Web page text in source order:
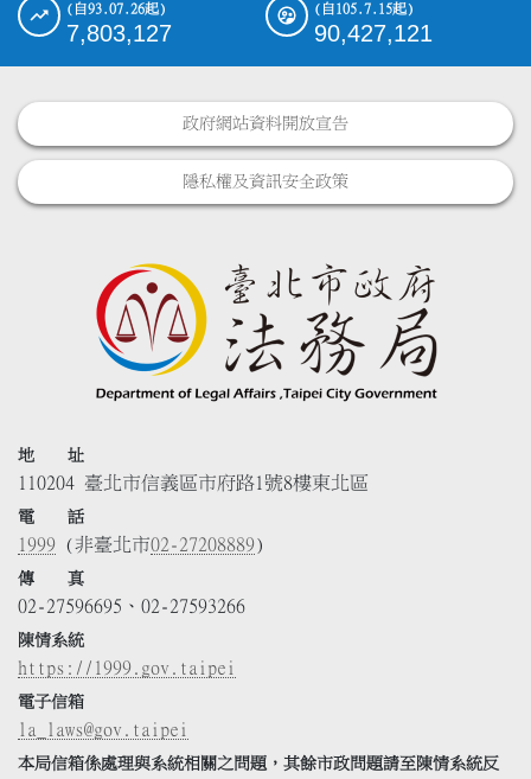
(自93.07.26起)
7,803,127
(自105.7.15起)
90,427,121
政府網站資料開放宣告
隱私權及資訊安全政策
地 址
110204 臺北市信義區市府路1號8樓東北區
電 話
1999 (非臺北市02-27208889)
傳 真
02-27596695、02-27593266
陳情系統
https://1999.gov.taipei
電子信箱
la_laws@gov.taipei
本局信箱係處理與系統相關之問題，其餘市政問題請至陳情系統反